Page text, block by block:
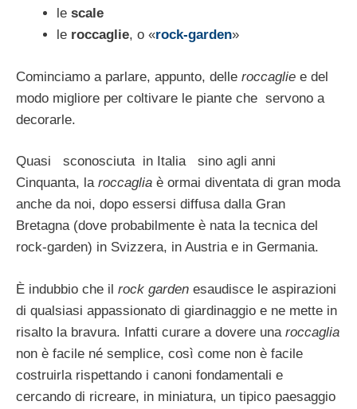
le scale
le roccaglie, o «rock-garden»
Cominciamo a parlare, appunto, delle roc­caglie e del
modo migliore per coltivare le piante che servono a
decorarle.
Quasi sconosciuta in Italia sino agli anni
Cinquanta, la roccaglia è ormai diventata di gran moda
anche da noi, dopo essersi dif­fusa dalla Gran
Bretagna (dove probabilmen­te è nata la tecnica del
rock-garden) in Sviz­zera, in Austria e in Germania.
È indubbio che il rock garden esaudisce le aspirazioni
di qualsiasi appassionato di giar­dinaggio e ne mette in
risalto la bravura. Infatti curare a dovere una roccaglia
non è facile né semplice, così come non è facile
costruirla rispettando i canoni fondamentali e
cercando di ricreare, in miniatura, un ti­pico paesaggio